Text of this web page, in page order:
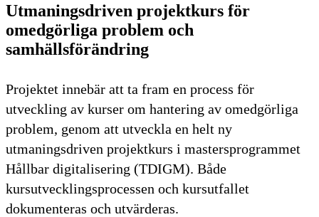
Utmaningsdriven projektkurs för
omedgörliga problem och
samhällsförändring
Projektet innebär att ta fram en process för
utveckling av kurser om hantering av omedgörliga
problem, genom att utveckla en helt ny
utmaningsdriven projektkurs i mastersprogrammet
Hållbar digitalisering (TDIGM). Både
kursutvecklingsprocessen och kursutfallet
dokumenteras och utvärderas.